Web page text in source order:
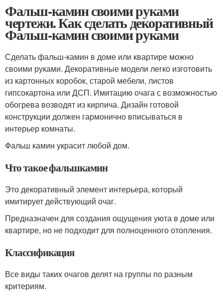
Фальш-камин своими руками
чертежи. Как сделать декоративный
Фальш-камин своими руками
Сделать фальш-камин в доме или квартире можно
своими руками. Декоративные модели легко изготовить
из картонных коробок, старой мебели, листов
гипсокартона или ДСП. Имитацию очага с возможностью
обогрева возводят из кирпича. Дизайн готовой
конструкции должен гармонично вписываться в
интерьер комнаты.
Фальш камин украсит любой дом.
Что такое фальшкамин
Это декоративный элемент интерьера, который
имитирует действующий очаг.
Предназначен для создания ощущения уюта в доме или
квартире, но не подходит для полноценного отопления.
Классификация
Все виды таких очагов делят на группы по разным
критериям.